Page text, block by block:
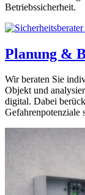
Betriebssicherheit.
Planung &
Wir beraten Sie
Objekt und
digital. Dabei
Gefahrenpotenziale